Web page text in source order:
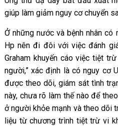
giúp làm giảm nguy cơ chuyển
Ở những nước và bệnh nhân
Hp nên đi đôi với việc đánh
Graham khuyến cáo việc tiệt
người,” xác định là có nguy cơ
được theo dõi, giám sát tình
này, chưa rõ làm thế nào để
ở người khỏe mạnh và theo dõi
liệu từ chương trình tiệt trừ vi